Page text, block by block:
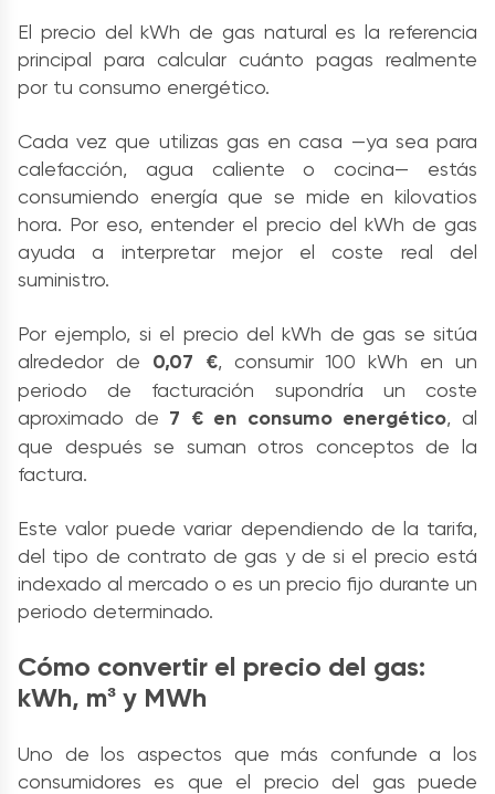
El precio del kWh de gas natural es la referencia
principal para calcular cuánto pagas realmente
por tu consumo energético.
Cada vez que utilizas gas en casa —ya sea para
calefacción, agua caliente o cocina— estás
consumiendo energía que se mide en kilovatios
hora. Por eso, entender el precio del kWh de gas
ayuda a interpretar mejor el coste real del
suministro.
Por ejemplo, si el precio del kWh de gas se sitúa
alrededor de 0,07 €, consumir 100 kWh en un
periodo de facturación supondría un coste
aproximado de 7 € en consumo energético, al
que después se suman otros conceptos de la
factura.
Este valor puede variar dependiendo de la tarifa,
del tipo de contrato de gas y de si el precio está
indexado al mercado o es un precio fijo durante un
periodo determinado.
Cómo convertir el precio del gas:
kWh, m³ y MWh
Uno de los aspectos que más confunde a los
consumidores es que el precio del gas puede